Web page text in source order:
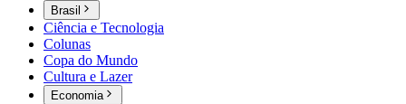
Brasil
Ciência e Tecnologia
Colunas
Copa do Mundo
Cultura e Lazer
Economia